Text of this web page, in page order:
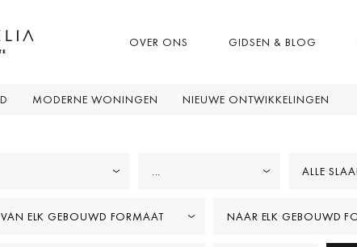
OVER ONS GIDSEN & BLOG
MODERNE WONINGEN NIEUWE ONTWIKKELINGEN
... ALLE
VAN ELK GEBOUWD FORMAAT NAAR ELK GEBOUWD